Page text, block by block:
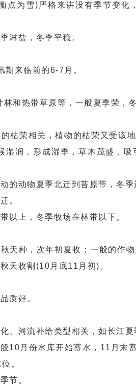
点为雪)严格来讲没有季节变化
淋盐，冬季平稳。
期来临前的6-7月。
和热带草原等，一般夏季荣，冬
枯荣相关，植物的枯荣又受该
湿润，形成湿季，草木茂盛，
的动物夏季北迁到苔原带，冬季
。
以上，冬季牧场在林带以下。
天种，次年初夏收；一般的作
天收割(10月底11月初)。
质好。
、河流补给类型相关，如长江夏
10月份水库开始蓄水，11月末
。
节。